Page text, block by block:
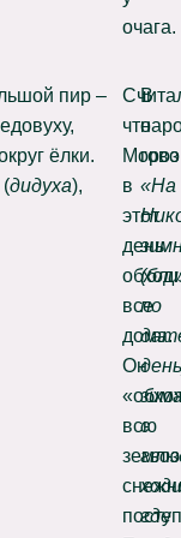
очага.
пир –
ёлки.
(дидуха),
что
Мороз
в
этот
день
все
дома.
Он
всю
землю
В
«На
по
с
где